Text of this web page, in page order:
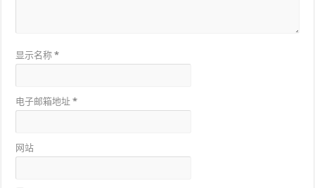
显示名称*
电子邮箱地址*
网站